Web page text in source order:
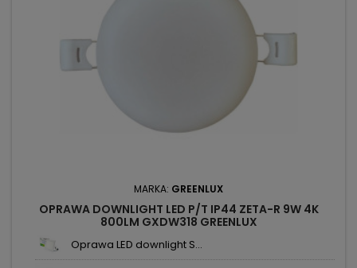
MARKA: GREENLUX
OPRAWA DOWNLIGHT LED P/T IP44 ZETA-R 9W 4K
800LM GXDW318 GREENLUX
Oprawa LED downlight S...